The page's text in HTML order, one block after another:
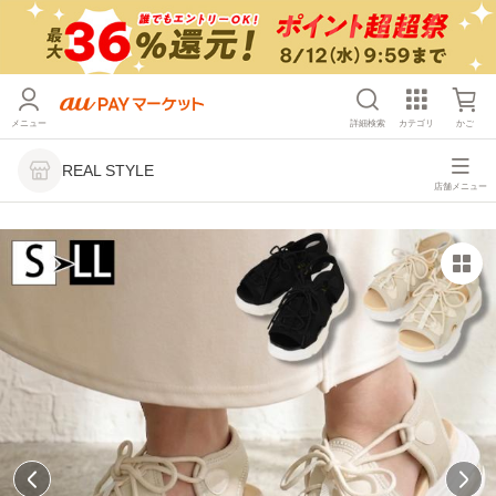
メニュー 詳細検索 カテゴリ かご
REAL STYLE
店舗メニュー